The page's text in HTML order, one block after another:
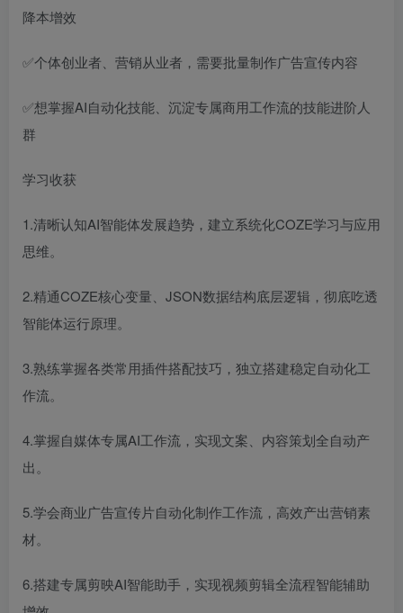
降本增效
✅个体创业者、营销从业者，需要批量制作广告宣传内容
✅想掌握AI自动化技能、沉淀专属商用工作流的技能进阶人
群
学习收获
1.清晰认知AI智能体发展趋势，建立系统化COZE学习与应用
思维。
2.精通COZE核心变量、JSON数据结构底层逻辑，彻底吃透
智能体运行原理。
3.熟练掌握各类常用插件搭配技巧，独立搭建稳定自动化工
作流。
4.掌握自媒体专属AI工作流，实现文案、内容策划全自动产
出。
5.学会商业广告宣传片自动化制作工作流，高效产出营销素
材。
6.搭建专属剪映AI智能助手，实现视频剪辑全流程智能辅助